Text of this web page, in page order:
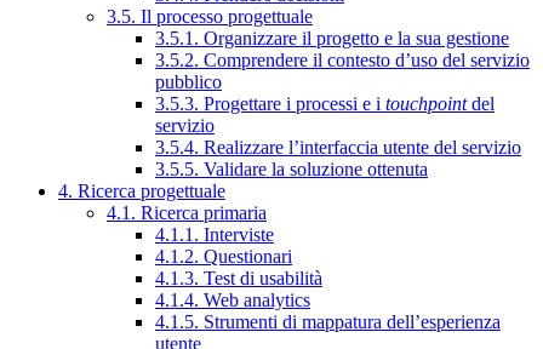
3.5. Il processo progettuale
3.5.1. Organizzare il progetto e la sua gestione
3.5.2. Comprendere il contesto d’uso del servizio
pubblico
3.5.3. Progettare i processi e i touchpointdel
servizio
3.5.4. Realizzare l’interfaccia utente del servizio
3.5.5. Validare la soluzione ottenuta
4. Ricerca progettuale
4.1. Ricerca primaria
4.1.1. Interviste
4.1.2. Questionari
4.1.3. Test di usabilità
4.1.4. Web analytics
4.1.5. Strumenti di mappatura dell’esperienza
utente